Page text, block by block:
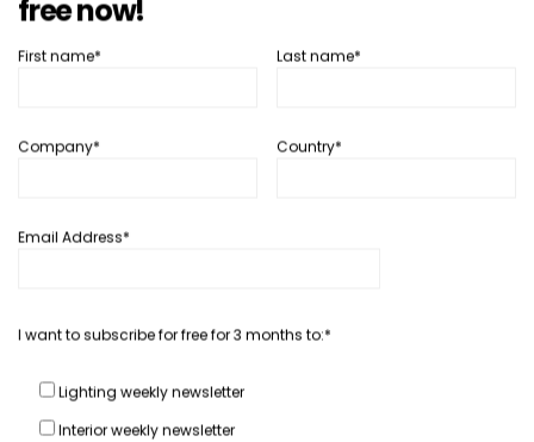
DVN内部智囊团会议探讨HMI未来趋势
READ MORE
一般新闻 汽车内饰
free now!
First name* Last name*
Company* Country*
Email Address*
I want to subscribe for free for 3 months to:*
Lighting weekly newsletter
Interior weekly newsletter